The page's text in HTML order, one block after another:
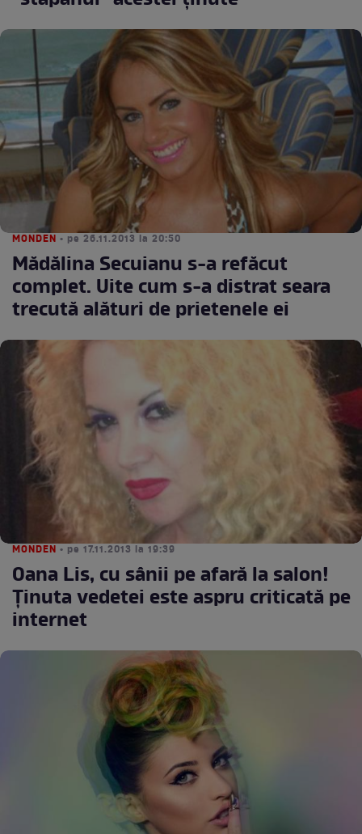
MONDEN • pe 26.11.2013 la 20:50
Mădălina Secuianu s-a refăcut
complet. Uite cum s-a distrat seara
trecută alături de prietenele ei
MONDEN • pe 17.11.2013 la 19:39
Oana Lis, cu sânii pe afară la salon!
Ţinuta vedetei este aspru criticată pe
internet